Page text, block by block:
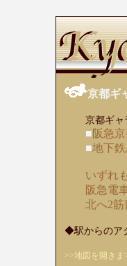
京都ギ
京都ギャ
■阪急
■地下
いずれ
阪急電
北へ2筋
◆駅からのア
>>地図を開きま